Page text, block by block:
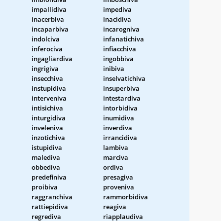
impallidiva
impediva
inacerbiva
inacidiva
incaparbiva
incarogniva
indolciva
infanatichiva
inferociva
infiacchiva
ingagliardiva
ingobbiva
ingrigiva
inibiva
insecchiva
inselvatichiva
instupidiva
insuperbiva
interveniva
intestardiva
intisichiva
intorbidiva
inturgidiva
inumidiva
inveleniva
inverdiva
inzotichiva
irrancidiva
istupidiva
lambiva
malediva
marciva
obbediva
ordiva
predefiniva
presagiva
proibiva
proveniva
raggranchiva
rammorbidiva
rattiepidiva
reagiva
regrediva
riapplaudiva